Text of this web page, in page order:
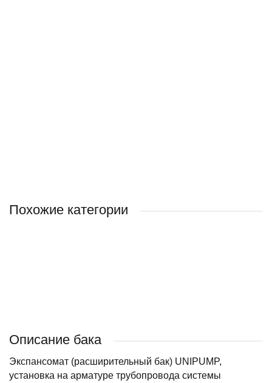
Похожие категории
Описание бака
Экспансомат (расширительный бак) UNIPUMP,
установка на арматуре трубопровода системы